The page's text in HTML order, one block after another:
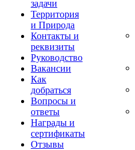
задачи
Территория
и Природа
Контакты и
реквизиты
Руководство
Вакансии
Как
добраться
Вопросы и
ответы
Награды и
сертификаты
Отзывы